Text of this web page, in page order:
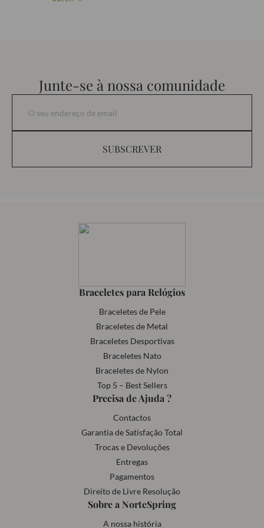
Junte-se à nossa comunidade
SUBSCREVER
Braceletes para Relógios
Braceletes de Pele
Braceletes de Metal
Braceletes Desportivas
Braceletes Nato
Braceletes de Nylon
Top 5 – Best Sellers
Precisa de Ajuda ?
Contactos
Garantia de Satisfação Total
Trocas e Devoluções
Entregas
Pagamentos
Direito de Livre Resolução
Sobre a NorteSpring
A nossa história